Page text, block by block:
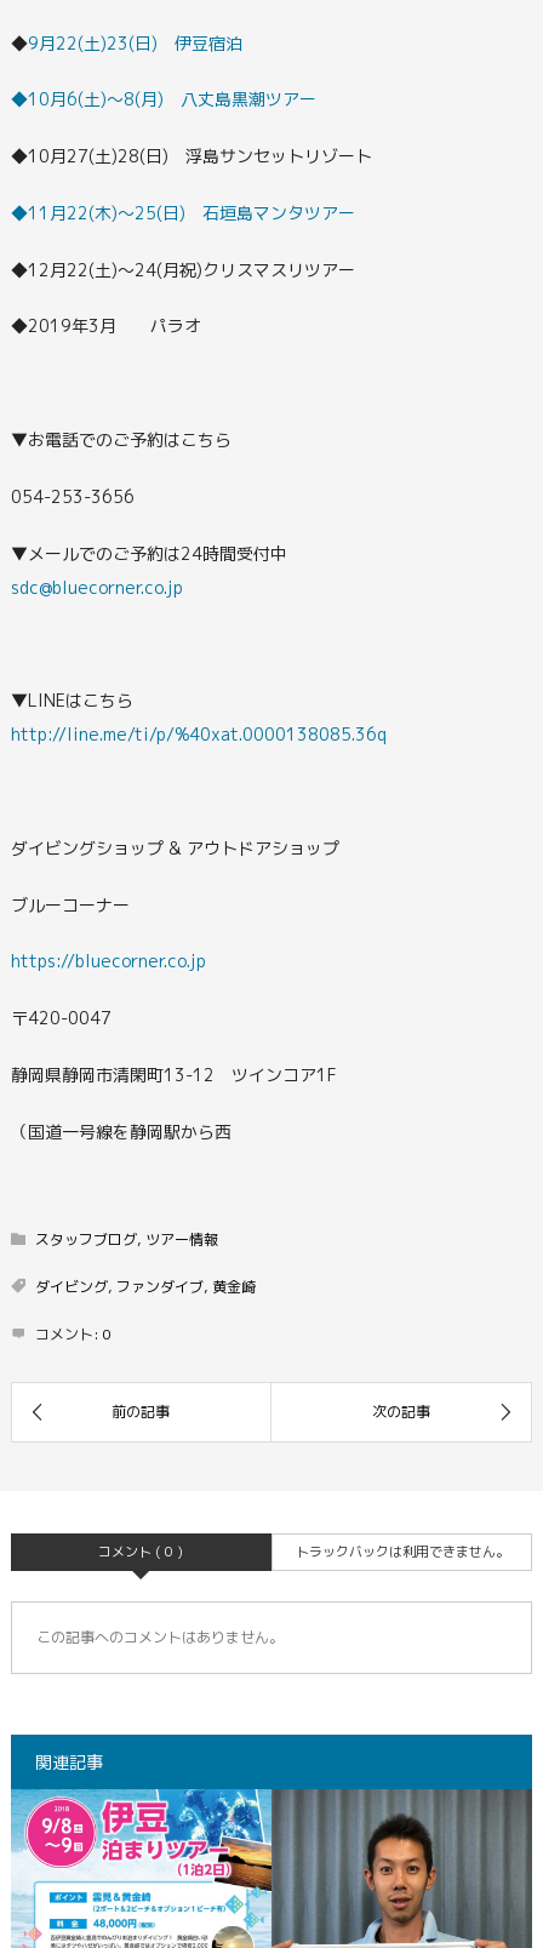
◆9月22(土)23(日) 伊豆宿泊
◆10月6(土)～8(月) 八丈島黒潮ツアー
◆10月27(土)28(日) 浮島サンセットリゾート
◆11月22(木)～25(日) 石垣島マンタツアー
◆12月22(土)～24(月祝)クリスマスリツアー
◆2019年3月 パラオ
▼お電話でのご予約はこちら
054-253-3656
▼メールでのご予約は24時間受付中
sdc@bluecorner.co.jp
▼LINEはこちら
http://line.me/ti/p/%40xat.0000138085.36q
ダイビングショップ & アウトドアショップ
ブルーコーナー
https://bluecorner.co.jp
〒420-0047
静岡県静岡市清閑町13-12 ツインコア1F
（国道一号線を静岡駅から西
スタッフブログ, ツアー情報
ダイビング, ファンダイブ, 黄金崎
コメント: 0
コメント ( 0 ) トラックバックは利用できません。
この記事へのコメントはありません。
関連記事